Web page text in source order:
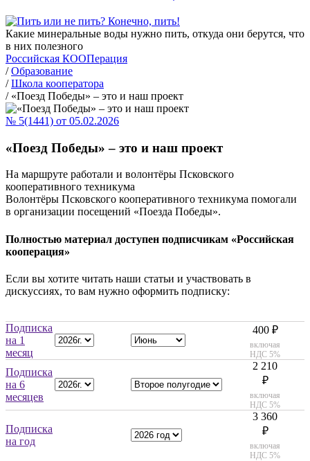
Какие минеральные воды нужно пить, откуда они берутся, что
в них полезного
Российская КООПерация
/ Образование
/ Школа кооператора
/ «Поезд Победы» – это и наш проект
№ 5(1441) от 05.02.2026
«Поезд Победы» – это и наш проект
На маршруте работали и волонтёры Псковского
кооперативного техникума
Волонтёры Псковского кооперативного техникума помогали
в организации посещений «Поезда Победы».
Полностью материал доступен подписчикам «Российская
кооперация»
Если вы хотите читать наши статьи и участвовать в
дискуссиях, то вам нужно оформить подписку:
Подписка
на 1
месяц
400 ₽
включая
НДС 5%
Подписка
на 6
месяцев
2 210
₽
включая
НДС 5%
Подписка
на год
3 360
₽
включая
НДС 5%